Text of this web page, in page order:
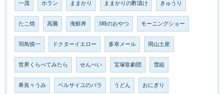
一茂 ホラン ままかり ままかりの酢漬け きゅうり
たこ焼 高騰 海鮮丼 3時のおやつ モーニングショー
羽鳥慎一 ドクターイエロー 多幸メール 岡山土産
世界くらべてみたら せんべい 宝塚歌劇団 雪組
希良々うみ ベルサイユのバラ うどん おにぎり